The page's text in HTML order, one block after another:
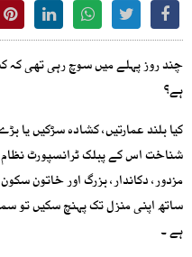
چند روز پہلے میں سوچ رہی تھی
ہے؟
کیا بلند عمارتیں، کشادہ سڑکیں
شناخت اس کے پبلک ٹرانسپورٹ
مزدور، دکاندار، بزرگ اور خاتون
ساتھ اپنی منزل تک پہنچ سکیں تو
ہے ۔